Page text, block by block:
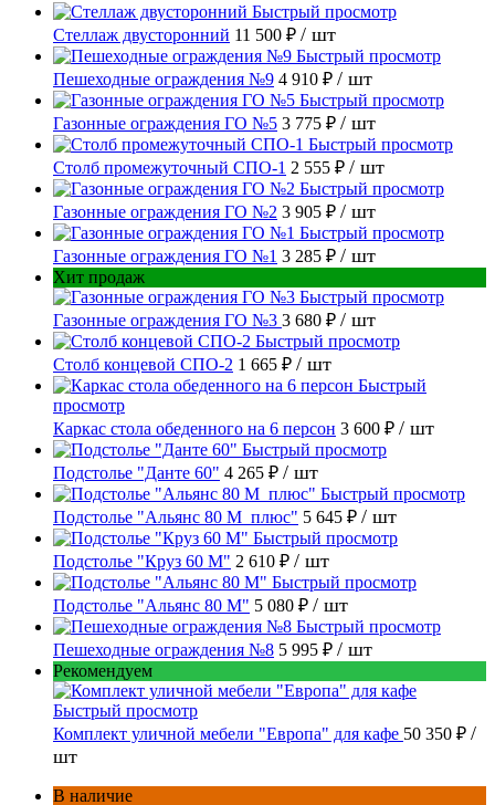
Быстрый просмотр
Стеллаж двусторонний 11 500 ₽ / шт
Быстрый просмотр
Пешеходные ограждения №9 4 910 ₽ / шт
Быстрый просмотр
Газонные ограждения ГО №5 3 775 ₽ / шт
Быстрый просмотр
Столб промежуточный СПО-1 2 555 ₽ / шт
Быстрый просмотр
Газонные ограждения ГО №2 3 905 ₽ / шт
Быстрый просмотр
Газонные ограждения ГО №1 3 285 ₽ / шт
Хит продаж
Быстрый просмотр
Газонные ограждения ГО №3 3 680 ₽ / шт
Быстрый просмотр
Столб концевой СПО-2 1 665 ₽ / шт
Быстрый
просмотр
Каркас стола обеденного на 6 персон 3 600 ₽ / шт
Быстрый просмотр
Подстолье "Данте 60" 4 265 ₽ / шт
Быстрый просмотр
Подстолье "Альянс 80 М_плюс" 5 645 ₽ / шт
Быстрый просмотр
Подстолье "Круз 60 М" 2 610 ₽ / шт
Быстрый просмотр
Подстолье "Альянс 80 М" 5 080 ₽ / шт
Быстрый просмотр
Пешеходные ограждения №8 5 995 ₽ / шт
Рекомендуем
Быстрый просмотр
Комплект уличной мебели "Европа" для кафе 50 350 ₽ /
шт
В наличие